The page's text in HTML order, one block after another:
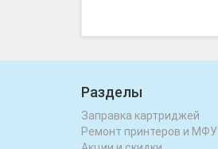
Разделы
Заправка картриджей
Ремонт принтеров и МФУ